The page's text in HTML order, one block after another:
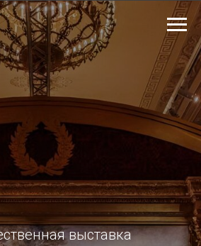
выставка